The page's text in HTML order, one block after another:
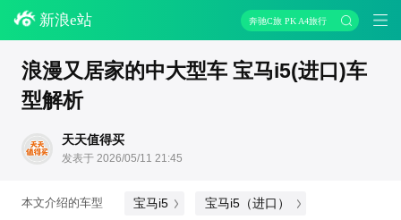
新浪e站 奔驰C旅 PK A4旅行
浪漫又居家的中大型车 宝马i5(进口)车
型解析
天天值得买
发表于 2026/05/11 21:45
本文介绍的车型 宝马i5 宝马i5（进口）